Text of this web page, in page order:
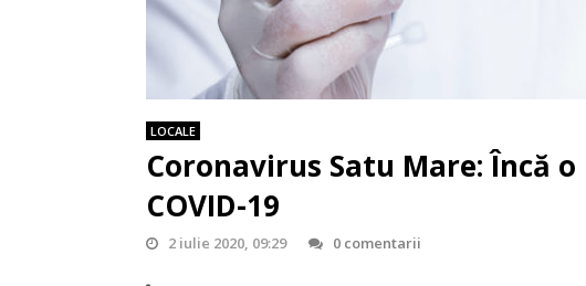
LOCALE
Coronavirus Satu Mare: Încă
COVID-19
2 iulie 2020, 09:29 0 comentarii